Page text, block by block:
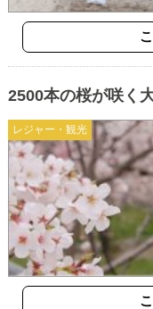
レジャー・観光
2500本の桜が咲く